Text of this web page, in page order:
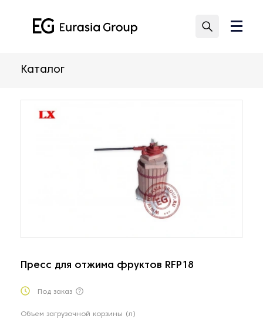
Каталог
Пресс для отжима фруктов RFP18
Под заказ
Объем загрузочной корзины (л)